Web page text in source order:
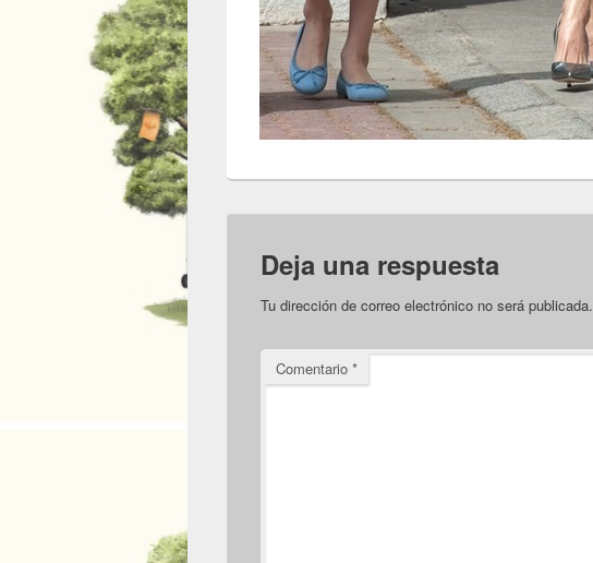
Deja una respuesta
Tu dirección de correo electrónico no será publicada.
Comentario *